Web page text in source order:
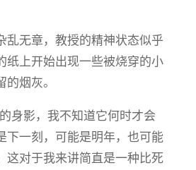
乱无章，教授的精神状态似乎
纸上开始出现一些被烧穿的小
烟灰。
身影，我不知道它何时才会
下一刻，可能是明年，也可能
这对于我来讲简直是一种比死